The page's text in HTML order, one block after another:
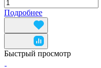
Подробнее
Быстрый просмотр